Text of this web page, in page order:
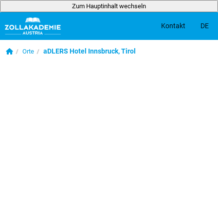
Zum Hauptinhalt wechseln
Zum Hauptinhalt wechseln
Kontakt DE
Startseite
Orte aDLERS Hotel Innsbruck, Tirol